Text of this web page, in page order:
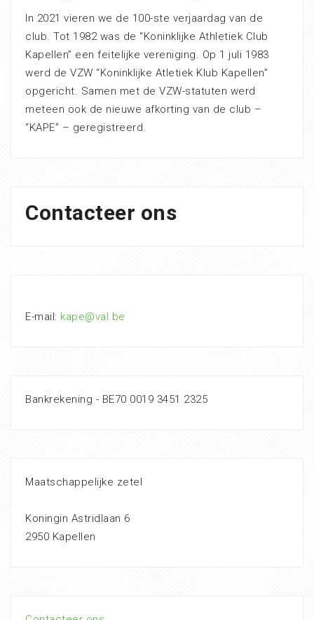
In 2021 vieren we de 100-ste verjaardag van de
club. Tot 1982 was de “Koninklijke Athletiek Club
Kapellen” een feitelijke vereniging. Op 1 juli 1983
werd de VZW “Koninklijke Atletiek Klub Kapellen”
opgericht. Samen met de VZW-statuten werd
meteen ook de nieuwe afkorting van de club –
“KAPE” – geregistreerd.
Contacteer ons
E-mail: kape@val.be
Bankrekening - BE70 0019 3451 2325
Maatschappelijke zetel
Koningin Astridlaan 6
2950 Kapellen